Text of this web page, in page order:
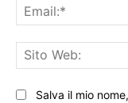
Salva il mio